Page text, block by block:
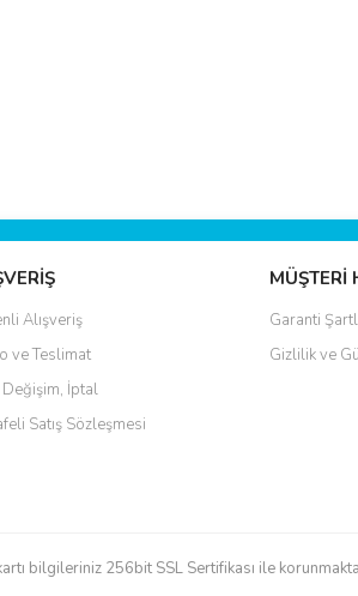
Yorum
Alışveriş
ve Teslimat
Değişim, İptal
Satış Sözleşmesi
MÜŞTERİ
Garanti
Gizlilik ve
bilgileriniz 256bit SSL Sertifikası ile